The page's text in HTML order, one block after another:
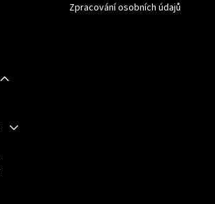
Zpracování osobních údajů